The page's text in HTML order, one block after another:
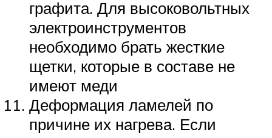
графита. Для высоковольтных
электроинструментов
необходимо брать жесткие
щетки, которые в составе не
имеют меди
Деформация ламелей по
причине их нагрева. Если